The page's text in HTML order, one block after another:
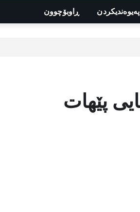
پەیوەندیکردن ڕاوبۆچوون